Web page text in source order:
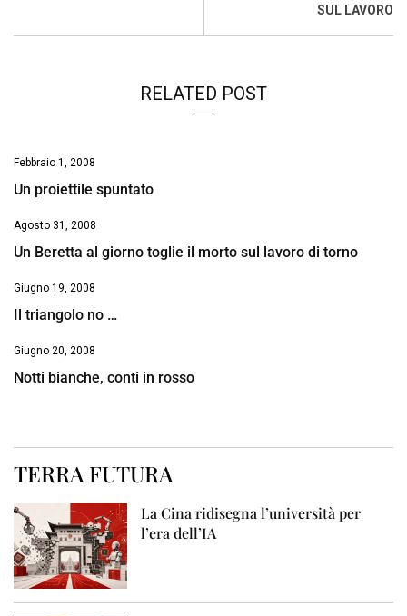
SUL LAVORO
RELATED POST
Febbraio 1, 2008
Un proiettile spuntato
Agosto 31, 2008
Un Beretta al giorno toglie il morto sul lavoro di torno
Giugno 19, 2008
Il triangolo no …
Giugno 20, 2008
Notti bianche, conti in rosso
TERRA FUTURA
La Cina ridisegna l’università per
l’era dell’IA